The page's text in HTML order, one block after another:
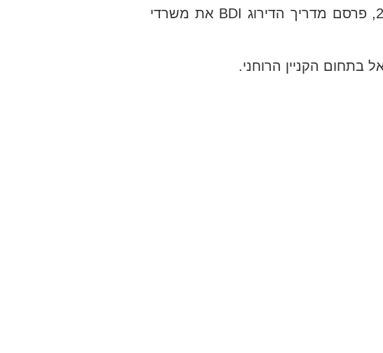
במסגרת דירוג משרדי עורכי הדין בישראל בתחום הקניין הרוחני שפורסם בחודש פברואר 2019, פרסם מדריך הדירוג BDI את משרדי
בתחום הקניין הרוחני.